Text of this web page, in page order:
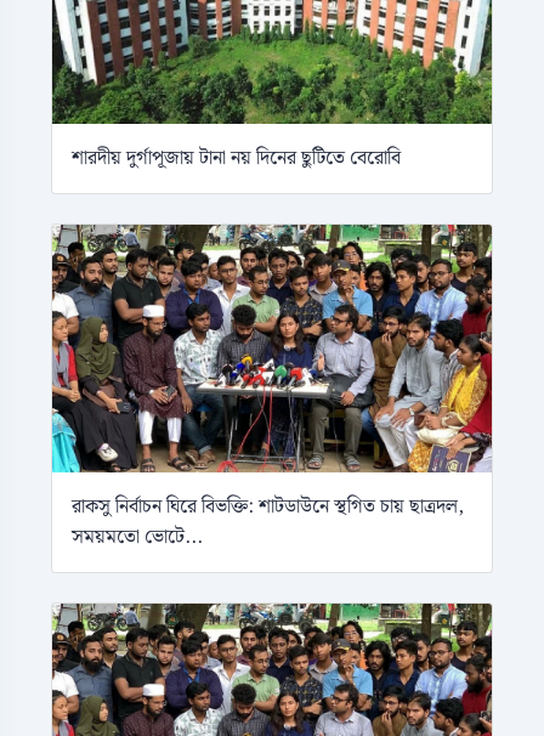
শারদীয় দুর্গাপূজায় টানা নয় দিনের ছুটিতে বেরোবি
রাকসু নির্বাচন ঘিরে বিভক্তি: শাটডাউনে স্থগিত চায় ছাত্রদল,
সময়মতো ভোটে...